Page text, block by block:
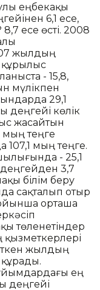
еңбекақы
6,1 есе,
есе өсті. 2008
жылдың
- 15,8,
мүлікпен
29,1
деңгейі көлік
жасайтын
мың теңге
107,1 мың теңге.
- 25,1
3,7
білім беру
сақталып отыр
орташа
төленетіндер
қызметкерлері
жылдың
ең
деңгейі